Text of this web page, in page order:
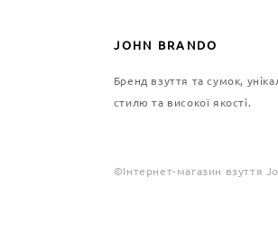
JOHN BRANDO
Бренд взуття та сумок,
стилю та високої якості.
©Інтернет-магазин взуття